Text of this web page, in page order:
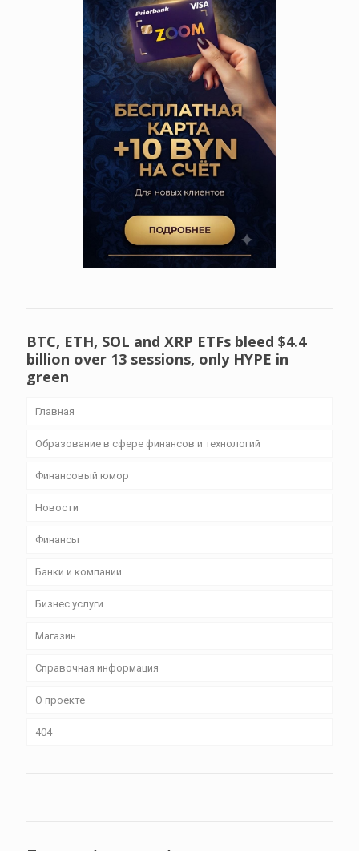
BTC, ETH, SOL and XRP ETFs bleed $4.4
billion over 13 sessions, only HYPE in
green
Главная
Образование в сфере финансов и технологий
Финансовый юмор
Новости
Финансы
Банки и компании
Бизнес уcлуги
Магазин
Справочная информация
О проекте
404